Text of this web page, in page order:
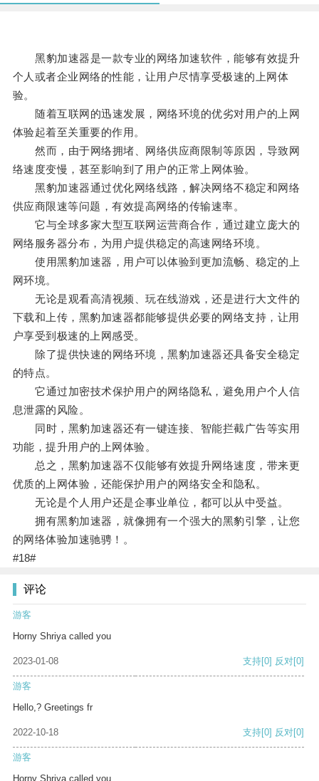
黑豹加速器是一款专业的网络加速软件，能够有效提升
个人或者企业网络的性能，让用户尽情享受极速的上网体
验。
随着互联网的迅速发展，网络环境的优劣对用户的上网
体验起着至关重要的作用。
然而，由于网络拥堵、网络供应商限制等原因，导致网
络速度变慢，甚至影响到了用户的正常上网体验。
黑豹加速器通过优化网络线路，解决网络不稳定和网络
供应商限速等问题，有效提高网络的传输速率。
它与全球多家大型互联网运营商合作，通过建立庞大的
网络服务器分布，为用户提供稳定的高速网络环境。
使用黑豹加速器，用户可以体验到更加流畅、稳定的上
网环境。
无论是观看高清视频、玩在线游戏，还是进行大文件的
下载和上传，黑豹加速器都能够提供必要的网络支持，让用
户享受到极速的上网感受。
除了提供快速的网络环境，黑豹加速器还具备安全稳定
的特点。
它通过加密技术保护用户的网络隐私，避免用户个人信
息泄露的风险。
同时，黑豹加速器还有一键连接、智能拦截广告等实用
功能，提升用户的上网体验。
总之，黑豹加速器不仅能够有效提升网络速度，带来更
优质的上网体验，还能保护用户的网络安全和隐私。
无论是个人用户还是企事业单位，都可以从中受益。
拥有黑豹加速器，就像拥有一个强大的黑豹引擎，让您
的网络体验加速驰骋！。
#18#
评论
游客
Horny Shriya called you
2023-01-08 支持[0] 反对[0]
游客
Hello,? Greetings fr
2022-10-18 支持[0] 反对[0]
游客
Horny Shriya called you